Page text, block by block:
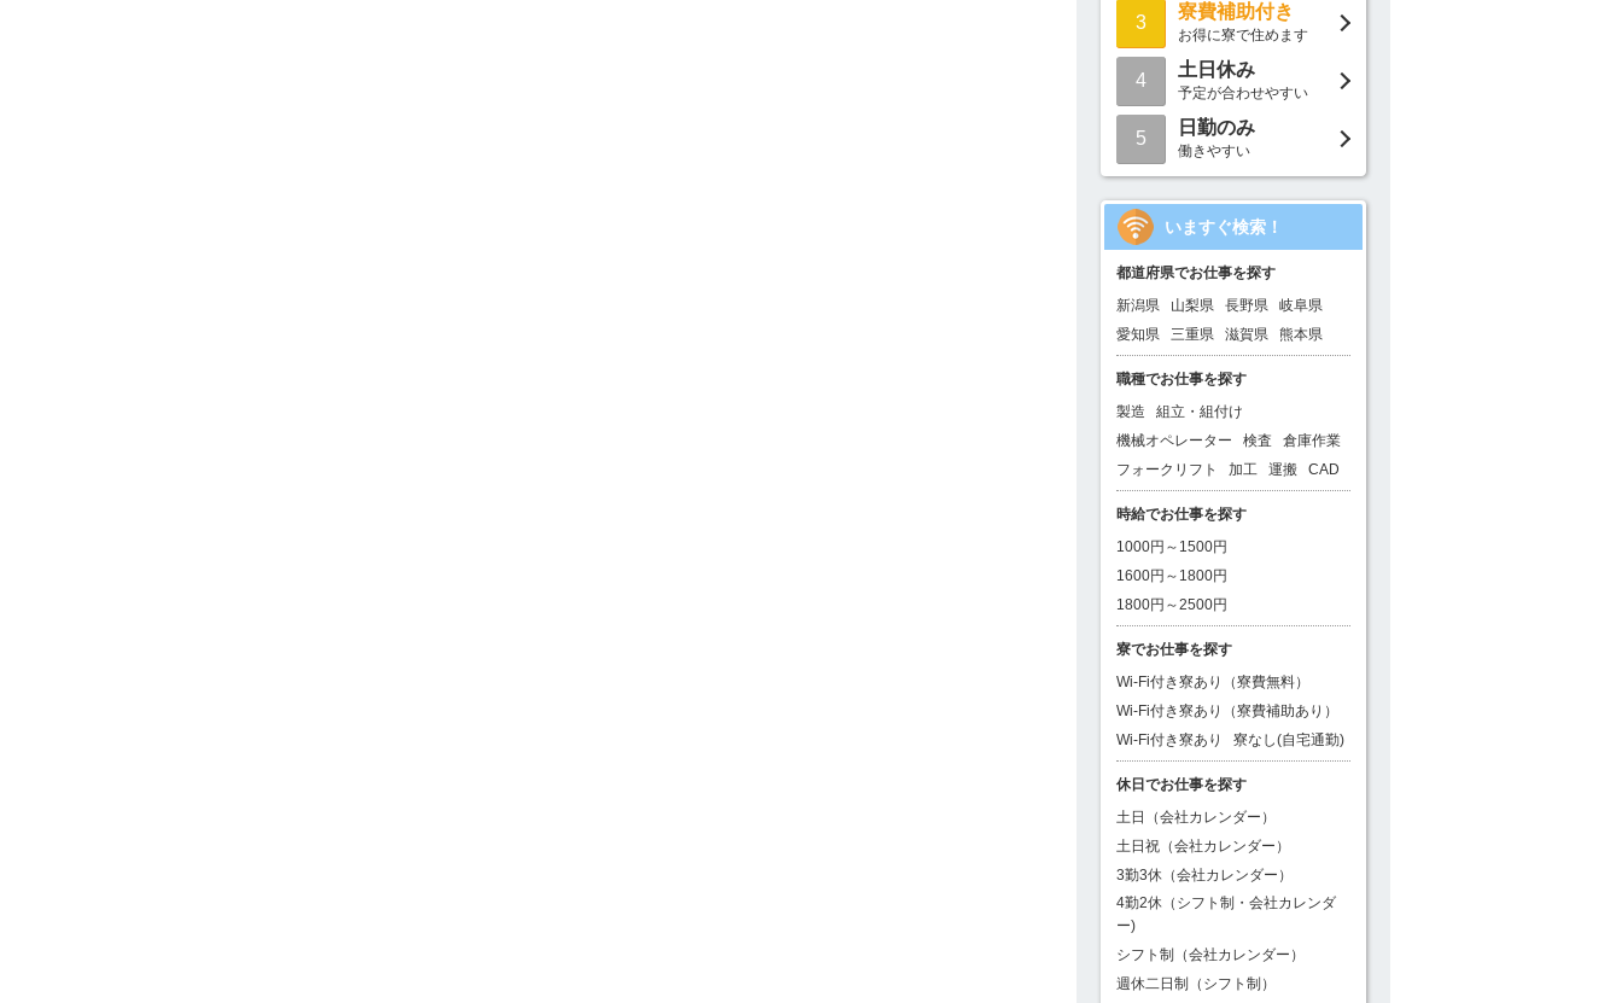
3
寮費補助付き
お得に寮で住めます
4
土日休み
予定が合わせやすい
5
日勤のみ
働きやすい
いますぐ検索！
都道府県でお仕事を探す
新潟県
山梨県 長野県
岐阜県
愛知県
三重県 滋賀県 熊本県
職種でお仕事を探す
製造
組立・組付け
機械オペレーター
検査
倉庫作業
フォークリフト
加工 運搬 CAD
時給でお仕事を探す
1000円～1500円
1600円～1800円
1800円～2500円
寮でお仕事を探す
Wi-Fi付き寮あり（寮費無料）
Wi-Fi付き寮あり（寮費補助あり）
Wi-Fi付き寮あり
寮なし(自宅通勤)
休日でお仕事を探す
土日（会社カレンダー）
土日祝（会社カレンダー）
3勤3休（会社カレンダー）
4勤2休（シフト制・会社カレンダ
ー)
シフト制（会社カレンダー）
週休二日制（シフト制）